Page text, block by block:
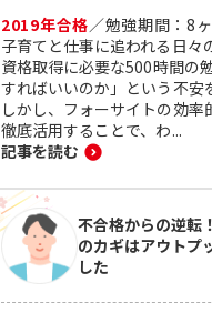
2019年合格／勉強期間：8
子育てと仕事に追われる日々
資格取得に必要な500時間の
すればいいのか」という不安
しかし、フォーサイトの効率
徹底活用することで、わ...
記事を読む
不合格からの逆転
のカギはアウトプ
した